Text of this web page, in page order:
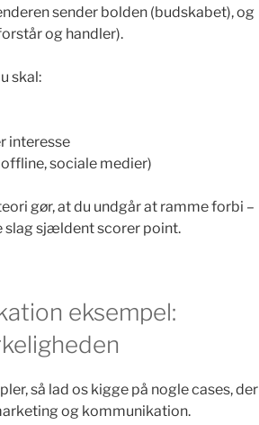
sender bolden (budskabet), og
og handler).
skal:
interesse
sociale medier)
gør, at du undgår at ramme forbi –
slag sjældent scorer point.
eksempel:
så lad os kigge på nogle cases, der
og kommunikation.